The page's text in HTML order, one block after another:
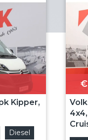
Kipper,
Diesel